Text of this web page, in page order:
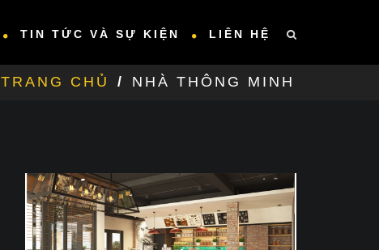
TIN TỨC VÀ SỰ KIỆN LIÊN HỆ
TRANG CHỦ / NHÀ THÔNG MINH